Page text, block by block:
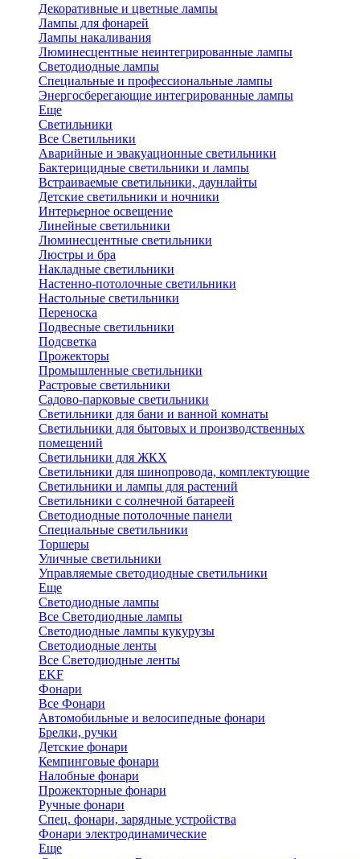
Декоративные и цветные лампы
Лампы для фонарей
Лампы накаливания
Люминесцентные неинтегрированные лампы
Светодиодные лампы
Специальные и профессиональные лампы
Энергосберегающие интегрированные лампы
Еще
Светильники
Все Светильники
Аварийные и эвакуационные светильники
Бактерицидные светильники и лампы
Встраиваемые светильники, даунлайты
Детские светильники и ночники
Интерьерное освещение
Линейные светильники
Люминесцентные светильники
Люстры и бра
Накладные светильники
Настенно-потолочные светильники
Настольные светильники
Переноска
Подвесные светильники
Подсветка
Прожекторы
Промышленные светильники
Растровые светильники
Садово-парковые светильники
Светильники для бани и ванной комнаты
Светильники для бытовых и производственных
помещений
Светильники для ЖКХ
Светильники для шинопровода, комплектующие
Светильники и лампы для растений
Светильники с солнечной батареей
Светодиодные потолочные панели
Специальные светильники
Торшеры
Уличные светильники
Управляемые светодиодные светильники
Еще
Светодиодные лампы
Все Светодиодные лампы
Светодиодные лампы кукурузы
Светодиодные ленты
Все Светодиодные ленты
EKF
Фонари
Все Фонари
Автомобильные и велосипедные фонари
Брелки, ручки
Детские фонари
Кемпинговые фонари
Налобные фонари
Прожекторные фонари
Ручные фонари
Спец. фонари, зарядные устройства
Фонари электродинамические
Еще